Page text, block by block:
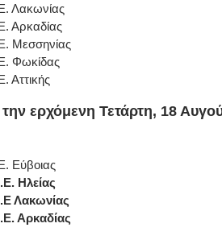
Λακωνίας
Αρκαδίας
Μεσσηνίας
Φωκίδας
Αττικής
ερχόμενη Τετάρτη, 18
Εύβοιας
Ηλείας
Λακωνίας
Αρκαδίας